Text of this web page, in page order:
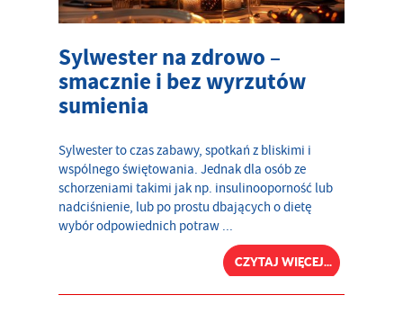
Sylwester na zdrowo –
smacznie i bez wyrzutów
sumienia
Sylwester to czas zabawy, spotkań z bliskimi i
wspólnego świętowania. Jednak dla osób ze
schorzeniami takimi jak np. insulinooporność lub
nadciśnienie, lub po prostu dbających o dietę
wybór odpowiednich potraw ...
CZYTAJ WIĘCEJ...